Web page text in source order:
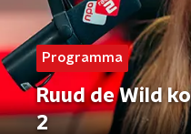
Programma
Ruud de Wild
2